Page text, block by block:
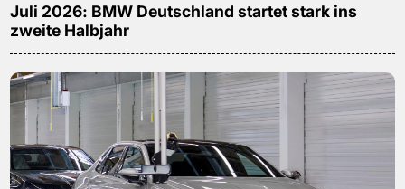
Juli 2026: BMW Deutschland startet stark ins
zweite Halbjahr